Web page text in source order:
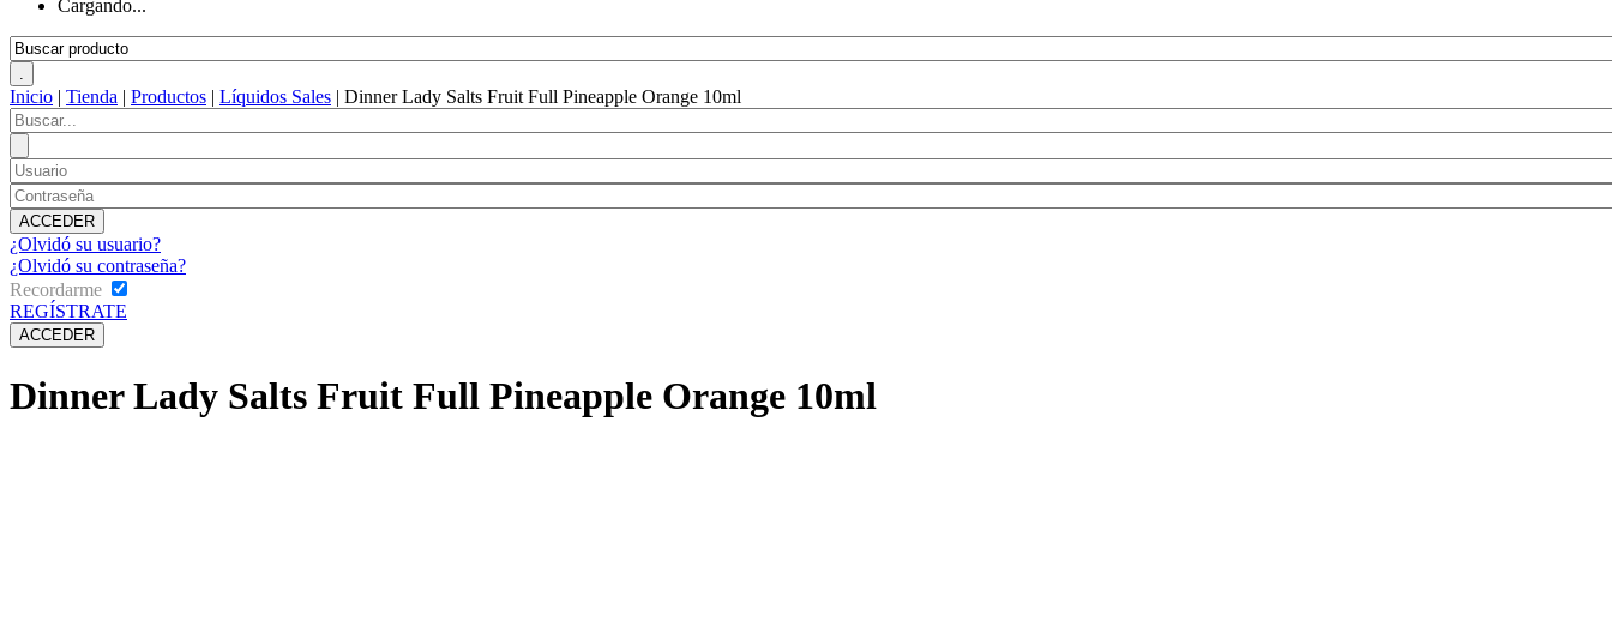
Cargando...
Inicio | Tienda | Productos | Líquidos Sales | Dinner Lady Salts Fruit Full Pineapple Orange 10ml
¿Olvidó su usuario?
¿Olvidó su contraseña?
Recordarme
REGÍSTRATE
Dinner Lady Salts Fruit Full Pineapple Orange 10ml